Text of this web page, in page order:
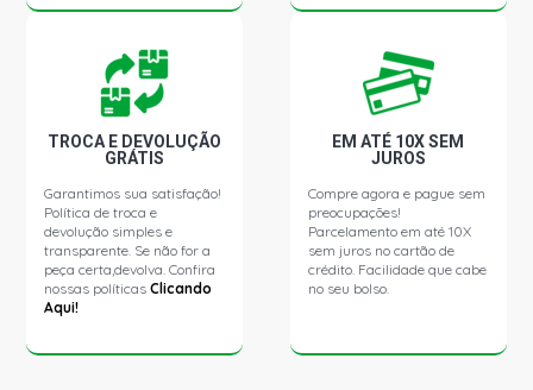
TROCA E DEVOLUÇÃO
GRÁTIS
Garantimos sua satisfação!
Política de troca e
devolução simples e
transparente. Se não for a
peça certa,devolva. Confira
nossas políticasClicando
Aqui!
EM ATÉ 10X SEM
JUROS
Compre agora e pague sem
preocupações!
Parcelamento em até 10X
sem juros no cartão de
crédito. Facilidade que cabe
no seu bolso.